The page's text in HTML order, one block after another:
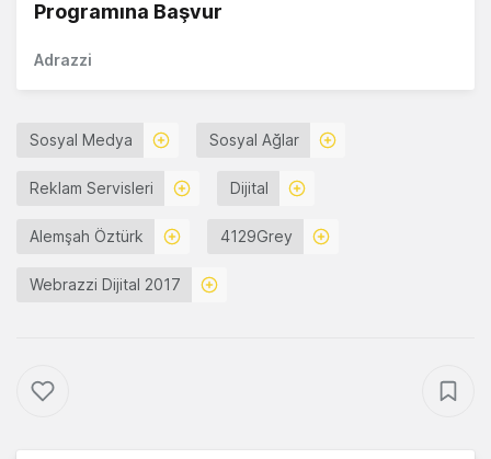
Programına Başvur
Adrazzi
Sosyal Medya Sosyal Ağlar
Reklam Servisleri Dijital
Alemşah Öztürk 4129Grey
Webrazzi Dijital 2017